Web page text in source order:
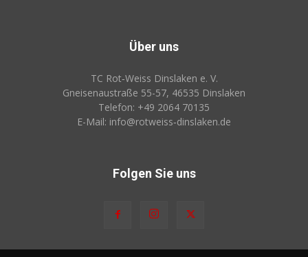
Über uns
TC Rot‑Weiss Dinslaken e. V.
Gneisenaustraße 55-57, 46535 Dinslaken
Telefon: +49 2064 70135
E-Mail: info@rotweiss‑dinslaken.de
Folgen Sie uns